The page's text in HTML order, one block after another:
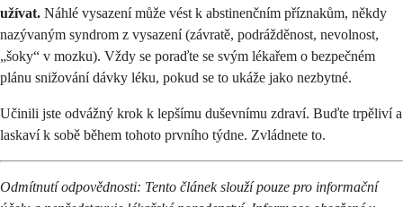
užívat. Náhlé vysazení může vést k abstinenčním příznakům, někdy
nazývaným syndrom z vysazení (závratě, podrážděnost, nevolnost,
„šoky“ v mozku). Vždy se poraďte se svým lékařem o bezpečném
plánu snižování dávky léku, pokud se to ukáže jako nezbytné.
Učinili jste odvážný krok k lepšímu duševnímu zdraví. Buďte trpěliví a
laskaví k sobě během tohoto prvního týdne. Zvládnete to.
Odmítnutí odpovědnosti: Tento článek slouží pouze pro informační